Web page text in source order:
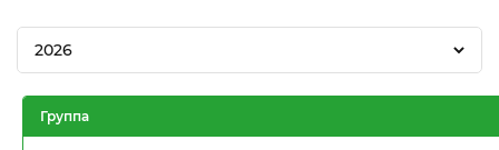
2026
Группа